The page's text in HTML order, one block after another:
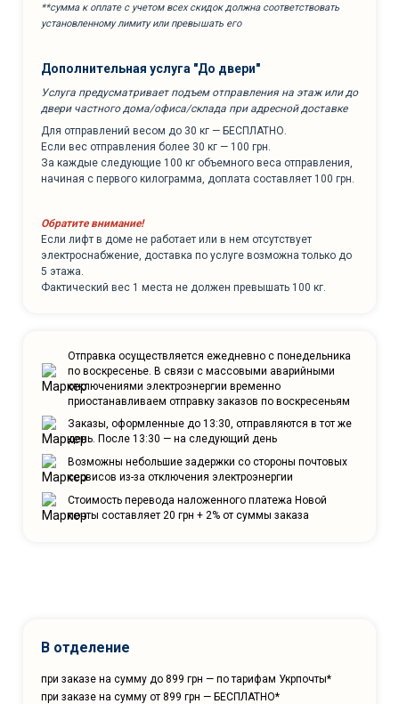
**сумма к оплате с учетом всех скидок должна соответствовать
установленному лимиту или превышать его
Дополнительная услуга "До двери"
Услуга предусматривает подъем отправления на этаж или до
двери частного дома/офиса/склада при адресной доставке
Для отправлений весом до 30 кг — БЕСПЛАТНО.
Если вес отправления более 30 кг — 100 грн.
За каждые следующие 100 кг объемного веса отправления,
начиная с первого килограмма, доплата составляет 100 грн.
Обратите внимание!
Если лифт в доме не работает или в нем отсутствует
электроснабжение, доставка по услуге возможна только до
5 этажа.
Фактический вес 1 места не должен превышать 100 кг.
Отправка осуществляется ежедневно с понедельника
по воскресенье. В связи с массовыми аварийными
отключениями электроэнергии временно
приостанавливаем отправку заказов по воскресеньям
Заказы, оформленные до 13:30, отправляются в тот же
день. После 13:30 — на следующий день
Возможны небольшие задержки со стороны почтовых
сервисов из-за отключения электроэнергии
Стоимость перевода наложенного платежа Новой
почты составляет 20 грн + 2% от суммы заказа
В отделение
при заказе на сумму до 899 грн — по тарифам Укрпочты*
при заказе на сумму от 899 грн — БЕСПЛАТНО*